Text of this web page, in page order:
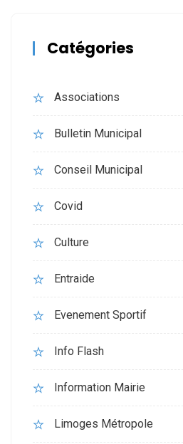
Catégories
Associations
Bulletin Municipal
Conseil Municipal
Covid
Culture
Entraide
Evenement Sportif
Info Flash
Information Mairie
Limoges Métropole